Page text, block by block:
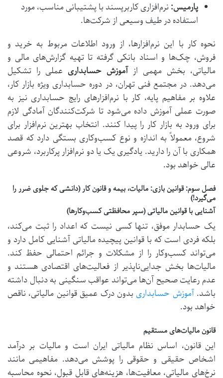
پارمیس: نرم‌افزاری کاربرپسند با پشتیبانی مناسب، مورد
استفاده در طیف وسیعی از شرکت‌ها.
نحوه کار با این نرم‌افزارها، از ورود اطلاعات مربوط به خرید و
فروش، چک‌ها و اسناد بانکی گرفته تا تهیه گزارش‌های مالی و
مالیاتی، بخش مهمی از آموزش حسابداری عملی را تشکیل
می‌دهد. در مجتمع فنی تهران، در دوره حسابداری ویژه بازار کار،
علاوه بر مفاهیم پایه، کار با نرم‌افزارهای رایج حسابداری نیز به
صورت عملی آموزش داده می‌شود تا شرکت‌کنندگان آمادگی لازم
برای ورود به بازار کار را پیدا کنند. انتخاب بهترین نرم‌افزار برای
شروع، معمولاً به اندازه و نوع کسب‌وکاری بستگی دارد که قصد
همکاری با آن را دارید. یادگیری یک یا دو نرم‌افزار پرکاربرد، شروعی
عالی خواهد بود.
فصل سوم: قوانین بازی: مالیات، بیمه و قانون کار (دانشی که جلوی ضرر را
می‌گیرد!)
آشنایی با قوانین مالیاتی (سپر محافظتی کسب‌وکارها)
یک حسابدار موفق، تنها کسی نیست که اعداد را ثبت می‌کند،
بلکه فردی است که با قوانین پیچیده مالیاتی آشنایی کامل دارد و
می‌تواند کسب‌وکار را از مشکلات و جرائم احتمالی حفظ کند.
مالیات‌ها بخش جدایی‌ناپذیر از فعالیت‌های اقتصادی هستند و
عدم رعایت صحیح آن‌ها می‌تواند عواقب سنگینی به دنبال داشته
باشد. آموزش حسابداری بدون درک عمیق قوانین مالیاتی، ناقص
خواهد بود.
قانون مالیات‌های مستقیم
این قانون، اساس نظام مالیاتی ایران است و مالیات بر درآمد
اشخاص حقیقی و حقوقی را پوشش می‌دهد. مفاهیمی مانند
نرخ‌های مالیاتی، معافیت‌ها، هزینه‌های قابل قبول، نحوه محاسبه